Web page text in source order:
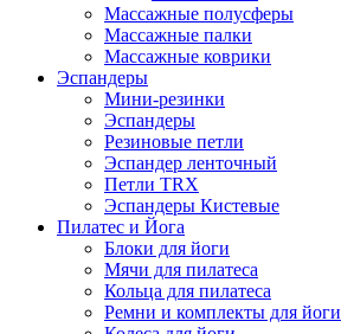
Массажные полусферы
Массажные палки
Массажные коврики
Эспандеры
Мини-резинки
Эспандеры
Резиновые петли
Эспандер ленточный
Петли TRX
Эспандеры Кистевые
Пилатес и Йога
Блоки для йоги
Мячи для пилатеса
Кольца для пилатеса
Ремни и комплекты для йоги